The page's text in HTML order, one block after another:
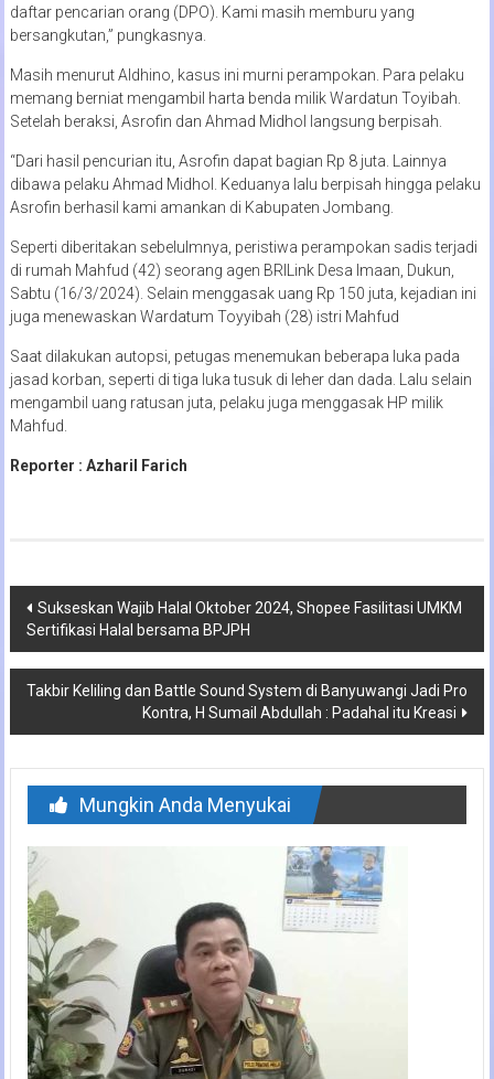
daftar pencarian orang (DPO). Kami masih memburu yang
bersangkutan,” pungkasnya.
Masih menurut Aldhino, kasus ini murni perampokan. Para pelaku
memang berniat mengambil harta benda milik Wardatun Toyibah.
Setelah beraksi, Asrofin dan Ahmad Midhol langsung berpisah.
“Dari hasil pencurian itu, Asrofin dapat bagian Rp 8 juta. Lainnya
dibawa pelaku Ahmad Midhol. Keduanya lalu berpisah hingga pelaku
Asrofin berhasil kami amankan di Kabupaten Jombang.
Seperti diberitakan sebelulmnya, peristiwa perampokan sadis terjadi
di rumah Mahfud (42) seorang agen BRILink Desa Imaan, Dukun,
Sabtu (16/3/2024). Selain menggasak uang Rp 150 juta, kejadian ini
juga menewaskan Wardatum Toyyibah (28) istri Mahfud
Saat dilakukan autopsi, petugas menemukan beberapa luka pada
jasad korban, seperti di tiga luka tusuk di leher dan dada. Lalu selain
mengambil uang ratusan juta, pelaku juga menggasak HP milik
Mahfud.
Reporter : Azharil Farich
Navigasi
pos
Sukseskan Wajib Halal Oktober 2024, Shopee Fasilitasi UMKM
Sertifikasi Halal bersama BPJPH
Takbir Keliling dan Battle Sound System di Banyuwangi Jadi Pro
Kontra, H Sumail Abdullah : Padahal itu Kreasi
Mungkin Anda Menyukai